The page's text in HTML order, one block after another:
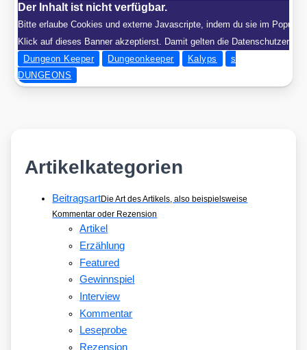
Der Inhalt ist nicht verfügbar.
Bitte erlaube Cookies und externe Javascripte, indem du sie im Popup
Klick auf dieses Banner akzeptierst. Damit gelten die
Dungeon Keeper
Dungeonkeeper Kalyps
s
DUNGEONS
Artikelkategorien
BeitragsartDie Art des Artikels, also beispielsweise
Kommentar oder Rezension
Artikel
Erzählung
Featured
Gewinnspiel
Interview
Kommentar
Leseprobe
Rezension